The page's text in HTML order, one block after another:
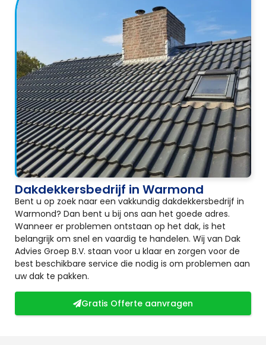
Dakdekkersbedrijf in Warmond
Bent u op zoek naar een vakkundig dakdekkersbedrijf in
Warmond? Dan bent u bij ons aan het goede adres.
Wanneer er problemen ontstaan op het dak, is het
belangrijk om snel en vaardig te handelen. Wij van Dak
Advies Groep B.V. staan voor u klaar en zorgen voor de
best beschikbare service die nodig is om problemen aan
uw dak te pakken.
Gratis Offerte aanvragen